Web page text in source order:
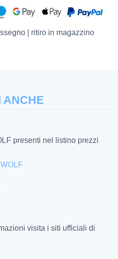
| ritiro in magazzino
ANCHE
presenti nel listino prezzi
visita i siti ufficiali di